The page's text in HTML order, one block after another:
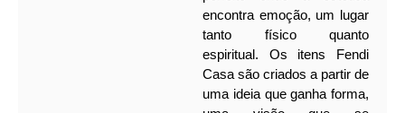
encontra emoção, um lugar
tanto físico quanto
espiritual.
Os itens Fendi
Casa são criados a partir de
uma ideia que ganha forma,